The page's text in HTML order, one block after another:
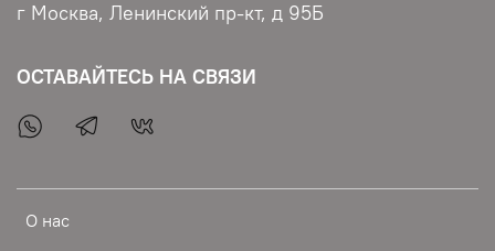
О нас
г Москва, Ленинский пр-кт, д 95Б
ОСТАВАЙТЕСЬ НА СВЯЗИ